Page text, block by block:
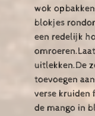
wok
blokjes
een redelijk
uitlekken.De
toevoegen
verse kruiden
de mango in